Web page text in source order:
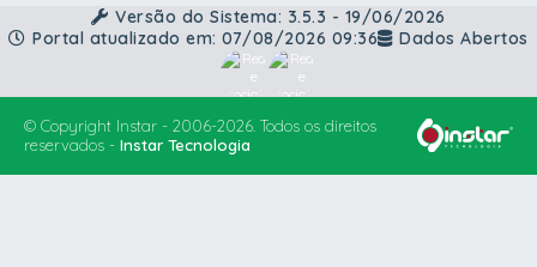
Versão do Sistema: 3.5.3 - 19/06/2026
Portal atualizado em:07/08/2026 09:36 Dados Abertos
© Copyright Instar - 2006-2026. Todos os direitos
reservados - Instar Tecnologia